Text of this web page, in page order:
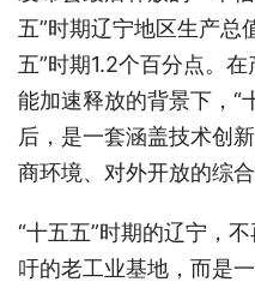
五”时期辽宁地区生产总
五”时期1.2个百分点。
能加速释放的背景下，“
后，是一套涵盖技术创
商环境、对外开放的综合
“十五五”时期的辽宁，
吁的老工业基地，而是